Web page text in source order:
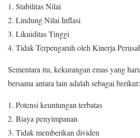
Stabilitas Nilai
Lindung Nilai Inflasi
Likuiditas Tinggi
Tidak Terpengaruh oleh Kinerja
Sementara itu, kekurangan emas yang
bersama antara lain adalah sebagai berikut:
Potensi keuntungan terbatas
Biaya penyimpanan
Tidak memberikan dividen